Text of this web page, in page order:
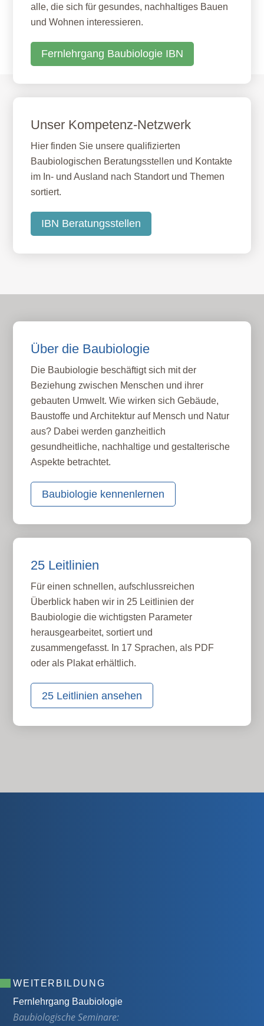
alle, die sich für gesundes, nachhaltiges Bauen
und Wohnen interessieren.
Fernlehrgang Baubiologie IBN
Unser Kompetenz-Netzwerk
Hier finden Sie unsere qualifizierten
Baubiologischen Beratungsstellen und Kontakte
im In- und Ausland nach Standort und Themen
sortiert.
IBN Beratungsstellen
Über die Baubiologie
Die Baubiologie beschäftigt sich mit der
Beziehung zwischen Menschen und ihrer
gebauten Umwelt. Wie wirken sich Gebäude,
Baustoffe und Architektur auf Mensch und Natur
aus? Dabei werden ganzheitlich
gesundheitliche, nachhaltige und gestalterische
Aspekte betrachtet.
Baubiologie kennenlernen
25 Leitlinien
Für einen schnellen, aufschlussreichen
Überblick haben wir in 25 Leitlinien der
Baubiologie die wichtigsten Parameter
herausgearbeitet, sortiert und
zusammengefasst. In 17 Sprachen, als PDF
oder als Plakat erhältlich.
25 Leitlinien ansehen
WEITERBILDUNG
Fernlehrgang Baubiologie
Baubiologische Seminare: